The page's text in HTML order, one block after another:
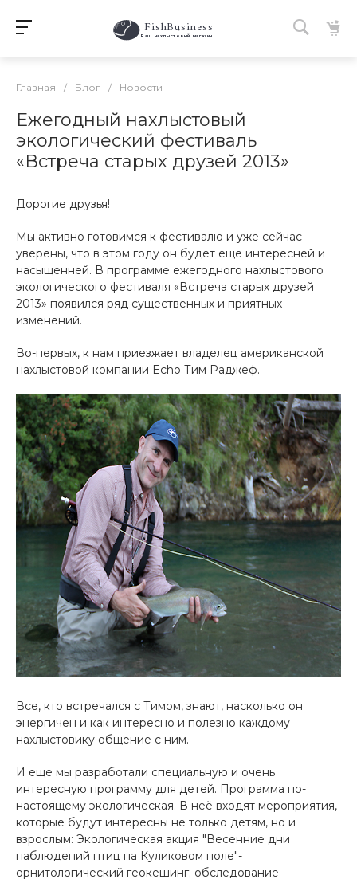
FishBusiness
Ваш нахлыстовый магазин
Главная / Блог / Новости
Ежегодный нахлыстовый
экологический фестиваль
«Встреча старых друзей 2013»
Дорогие друзья!
Мы активно готовимся к фестивалю и уже сейчас
уверены, что в этом году он будет еще интересней и
насыщенней. В программе ежегодного нахлыстового
экологического фестиваля «Встреча старых друзей
2013» появился ряд существенных и приятных
изменений.
Во-первых, к нам приезжает владелец американской
нахлыстовой компании Echo Тим Раджеф.
Все, кто встречался с Тимом, знают, насколько он
энергичен и как интересно и полезно каждому
нахлыстовику общение с ним.
И еще мы разработали специальную и очень
интересную программу для детей. Программа по-
настоящему экологическая. В неё входят мероприятия,
которые будут интересны не только детям, но и
взрослым: Экологическая акция "Весенние дни
наблюдений птиц на Куликовом поле"-
орнитологический геокешинг; обследование